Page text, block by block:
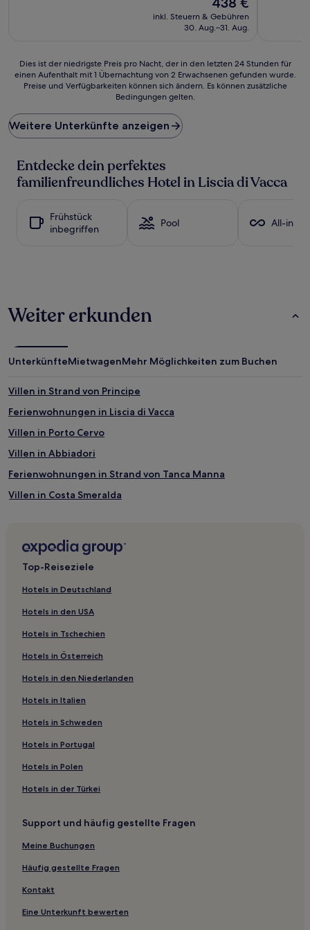
Preis
beträgt
inkl. Steuern & Gebühren
30. Aug.–31. Aug.
Dies
ist
Preis
pro
Nacht,
den
letzten
einen
wurde.
Preise
Verfügbarkeiten
können
ändern.
Es
können
Bedingungen
gelten.
Dies ist der niedrigste Preis pro Nacht, der in den letzten 24 Stunden für
einen Aufenthalt mit 1 Übernachtung von 2 Erwachsenen gefunden wurde.
Preise und Verfügbarkeiten können sich ändern. Es können zusätzliche
Bedingungen gelten.
Weitere Unterkünfte anzeigen
Entdecke dein perfektes
familienfreundliches Hotel in Liscia di Vacca
Frühstück
inbegriffen
Pool All-
Weiter erkunden
UnterkünfteMietwagenMehr Möglichkeiten zum Buchen
Villen in Strand von Principe
Ferienwohnungen in Liscia di Vacca
Villen in Porto Cervo
Villen in Abbiadori
Ferienwohnungen in Strand von Tanca Manna
Villen in Costa Smeralda
Ferienwohnungen in Strand Piccolo Pevero
Ferienwohnungen in Arzachena
Hotels mit inbegriffenem Frühstück in Arzachena
Lgbtqia-Freundliche in Baja Sardinia
Familien in Baja Sardinia
Hotels mit inbegriffenem Frühstück nahe Strand von Tanca
Familien in Cannigione
Top-Reiseziele
Hotels in Deutschland
Hotels in den USA
Hotels in Tschechien
Hotels in Österreich
Hotels in den Niederlanden
Hotels in Italien
Hotels in Schweden
Hotels in Portugal
Hotels in Polen
Hotels in der Türkei
Support und häufig gestellte Fragen
Meine Buchungen
Häufig gestellte Fragen
Kontakt
Eine Unterkunft bewerten